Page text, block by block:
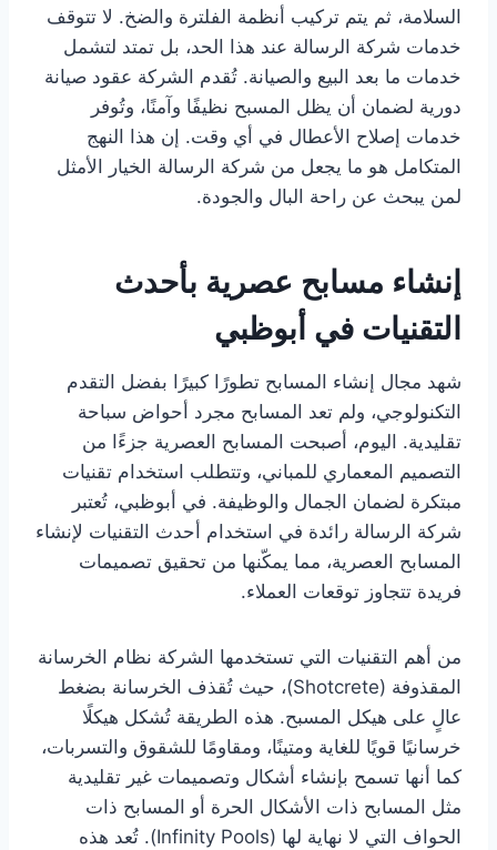
السلامة، ثم يتم تركيب أنظمة الفلترة والضخ. لا تتوقف
خدمات شركة الرسالة عند هذا الحد، بل تمتد لتشمل
خدمات ما بعد البيع والصيانة. تُقدم الشركة عقود صيانة
دورية لضمان أن يظل المسبح نظيفًا وآمنًا، وتُوفر
خدمات إصلاح الأعطال في أي وقت. إن هذا النهج
المتكامل هو ما يجعل من شركة الرسالة الخيار الأمثل
لمن يبحث عن راحة البال والجودة.
إنشاء مسابح عصرية بأحدث
التقنيات في أبوظبي
شهد مجال إنشاء المسابح تطورًا كبيرًا بفضل التقدم
التكنولوجي، ولم تعد المسابح مجرد أحواض سباحة
تقليدية. اليوم، أصبحت المسابح العصرية جزءًا من
التصميم المعماري للمباني، وتتطلب استخدام تقنيات
مبتكرة لضمان الجمال والوظيفة. في أبوظبي، تُعتبر
شركة الرسالة رائدة في استخدام أحدث التقنيات لإنشاء
المسابح العصرية، مما يمكّنها من تحقيق تصميمات
فريدة تتجاوز توقعات العملاء.
من أهم التقنيات التي تستخدمها الشركة نظام الخرسانة
المقذوفة (Shotcrete)، حيث تُقذف الخرسانة بضغط
عالٍ على هيكل المسبح. هذه الطريقة تُشكل هيكلًا
خرسانيًا قويًا للغاية ومتينًا، ومقاومًا للشقوق والتسربات،
كما أنها تسمح بإنشاء أشكال وتصميمات غير تقليدية
مثل المسابح ذات الأشكال الحرة أو المسابح ذات
الحواف التي لا نهاية لها (Infinity Pools). تُعد هذه